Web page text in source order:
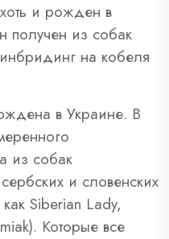
и рожден в
получен из собак
на кобеля
в Украине. В
из собак
и словенских
Siberian Lady,
Которые все